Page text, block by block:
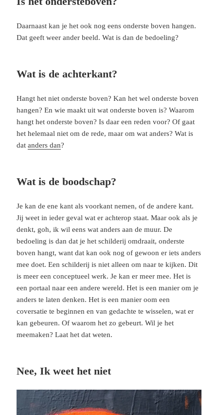
Daarnaast kan je het ook nog eens onderste boven hangen.
Dat geeft weer ander beeld. Wat is dan de bedoeling?
Wat is de achterkant?
Hangt het niet onderste boven? Kan het wel onderste boven
hangen? En wie maakt uit wat onderste boven is? Waarom
hangt het onderste boven? Is daar een reden voor? Of gaat
het helemaal niet om de rede, maar om wat anders? Wat is
datanders dan?
Wat is de boodschap?
Je kan de ene kant als voorkant nemen, of de andere kant.
Jij weet in ieder geval wat er achterop staat. Maar ook als je
denkt, goh, ik wil eens wat anders aan de muur. De
bedoeling is dan dat je het schilderij omdraait, onderste
boven hangt, want dat kan ook nog of gewoon er iets anders
mee doet. Een schilderij is niet alleen om naar te kijken. Dit
is meer een conceptueel werk. Je kan er meer mee. Het is
een portaal naar een andere wereld. Het is een manier om je
anders te laten denken. Het is een manier oom een
coversatie te beginnen en van gedachte te wisselen, wat er
kan gebeuren. Of waarom het zo gebeurt. Wil je het
meemaken? Laat het dat weten.
Nee, Ik weet het niet